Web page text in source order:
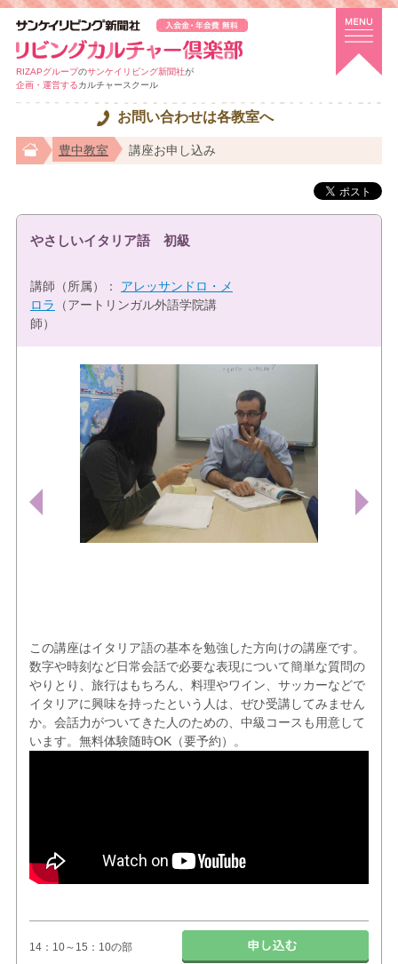
RIZAPグループのサンケイリビング新聞社が
企画・運営するカルチャースクール
お問い合わせは各教室へ
豊中教室 講座お申し込み
やさしいイタリア語 初級
講師（所属）： アレッサンドロ・メ
ロラ
（アートリンガル外語学院講
師）
この講座はイタリア語の基本を勉強した方向けの講座です。
数字や時刻など日常会話で必要な表現について簡単な質問の
やりとり、旅行はもちろん、料理やワイン、サッカーなどで
イタリアに興味を持ったという人は、ぜひ受講してみません
か。会話力がついてきた人のための、中級コースも用意して
います。無料体験随時OK（要予約）。
14：10～15：10の部